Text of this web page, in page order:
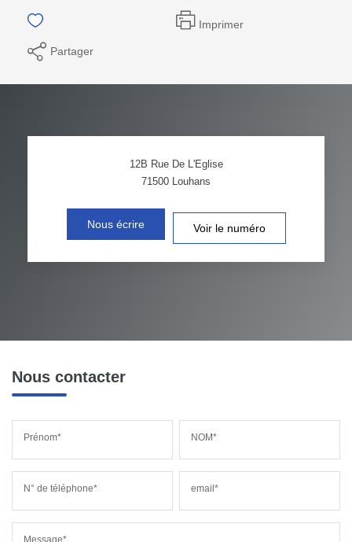
Imprimer
Partager
12B Rue De L'Eglise
71500 Louhans
Nous écrire Voir le numéro
Nous contacter
Prénom* NOM*
N° de téléphone* email*
Message*